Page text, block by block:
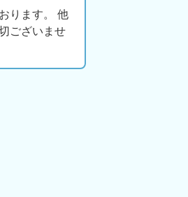
ります。 他
ございませ